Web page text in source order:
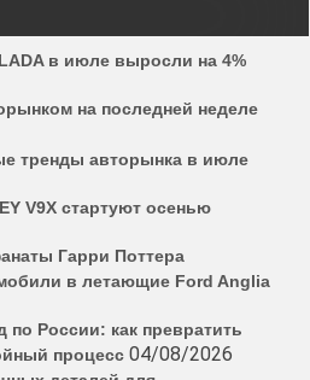
в июле выросли на 4%
на последней неделе
тренды авторынка в июле
V9X стартуют осенью
Гарри Поттера
в летающие Ford Anglia
по России: как превратить
процесс 04/08/2026